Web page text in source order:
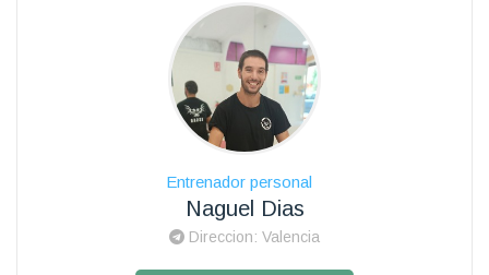
Entrenador personal
Naguel Dias
Direccion: Valencia